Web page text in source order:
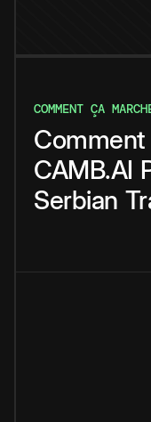
COMMENT ÇA
Comment
CAMB.AI
Serbian